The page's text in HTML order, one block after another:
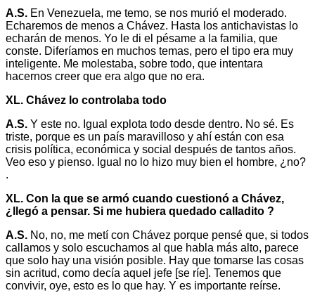
A.S. En Venezuela, me temo, se nos murió el moderado.
Echaremos de menos a Chávez. Hasta los antichavistas lo
echarán de menos. Yo le di el pésame a la familia, que
conste. Diferíamos en muchos temas, pero el tipo era muy
inteligente. Me molestaba, sobre todo, que intentara
hacernos creer que era algo que no era.
XL. Chávez lo controlaba todo
A.S. Y este no. Igual explota todo desde dentro. No sé. Es
triste, porque es un país maravilloso y ahí están con esa
crisis política, económica y social después de tantos años.
Veo eso y pienso. Igual no lo hizo muy bien el hombre, ¿no?
.
XL. Con la que se armó cuando cuestionó a Chávez,
¿llegó a pensar. Si me hubiera quedado calladito ?
A.S. No, no, me metí con Chávez porque pensé que, si todos
callamos y solo escuchamos al que habla más alto, parece
que solo hay una visión posible. Hay que tomarse las cosas
sin acritud, como decía aquel jefe [se ríe]. Tenemos que
convivir, oye, esto es lo que hay. Y es importante reírse.